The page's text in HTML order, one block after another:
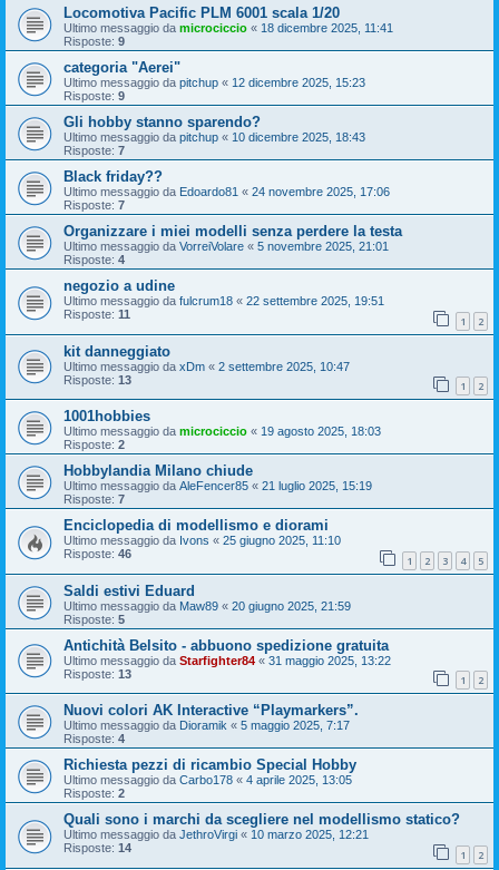
Locomotiva Pacific PLM 6001 scala 1/20
Ultimo messaggio da microciccio « 18 dicembre 2025, 11:41
Risposte: 9
categoria "Aerei"
Ultimo messaggio da pitchup « 12 dicembre 2025, 15:23
Risposte: 9
Gli hobby stanno sparendo?
Ultimo messaggio da pitchup « 10 dicembre 2025, 18:43
Risposte: 7
Black friday??
Ultimo messaggio da Edoardo81 « 24 novembre 2025, 17:06
Risposte: 7
Organizzare i miei modelli senza perdere la testa
Ultimo messaggio da VorreiVolare « 5 novembre 2025, 21:01
Risposte: 4
negozio a udine
Ultimo messaggio da fulcrum18 « 22 settembre 2025, 19:51
Risposte: 11 1 2
kit danneggiato
Ultimo messaggio da xDm « 2 settembre 2025, 10:47
Risposte: 13 1 2
1001hobbies
Ultimo messaggio da microciccio « 19 agosto 2025, 18:03
Risposte: 2
Hobbylandia Milano chiude
Ultimo messaggio da AleFencer85 « 21 luglio 2025, 15:19
Risposte: 7
Enciclopedia di modellismo e diorami
Ultimo messaggio da Ivons « 25 giugno 2025, 11:10
Risposte: 46 1 2 3 4 5
Saldi estivi Eduard
Ultimo messaggio da Maw89 « 20 giugno 2025, 21:59
Risposte: 5
Antichità Belsito - abbuono spedizione gratuita
Ultimo messaggio da Starfighter84 « 31 maggio 2025, 13:22
Risposte: 13 1 2
Nuovi colori AK Interactive “Playmarkers”.
Ultimo messaggio da Dioramik « 5 maggio 2025, 7:17
Risposte: 4
Richiesta pezzi di ricambio Special Hobby
Ultimo messaggio da Carbo178 « 4 aprile 2025, 13:05
Risposte: 2
Quali sono i marchi da scegliere nel modellismo statico?
Ultimo messaggio da JethroVirgi « 10 marzo 2025, 12:21
Risposte: 14 1 2